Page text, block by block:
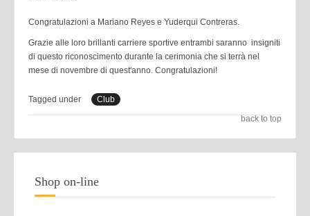
Congratulazioni a Mariano Reyes e Yuderqui Contreras.
Grazie alle loro brillanti carriere sportive entrambi saranno insigniti
di questo riconoscimento durante la cerimonia che si terrà nel
mese di novembre di quest'anno. Congratulazioni!
Tagged under
Club
back to top
Shop on-line